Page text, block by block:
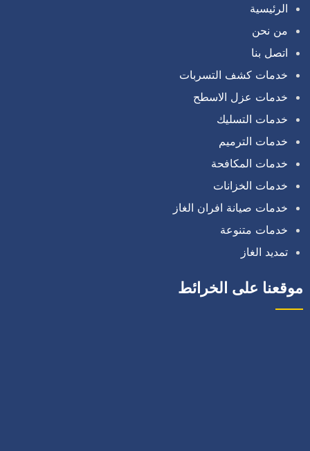
الرئيسية
من نحن
اتصل بنا
خدمات كشف التسربات
خدمات عزل الاسطح
خدمات التسليك
خدمات الترميم
خدمات المكافحة
خدمات الخزانات
خدمات صيانة افران الغاز
خدمات متنوعة
تمديد الغاز
موقعنا على الخرائط